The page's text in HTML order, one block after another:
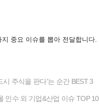
중요 이슈를 뽑아 전달합니다.
주식을 판다'는 순간 BEST 3
인수 외 기업&산업 이슈 TOP 10